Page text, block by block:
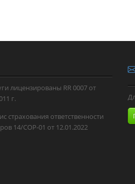
лицензированы RR 0007 от
г.
страхования ответственности
14/СОР-01 от 12.01.2022